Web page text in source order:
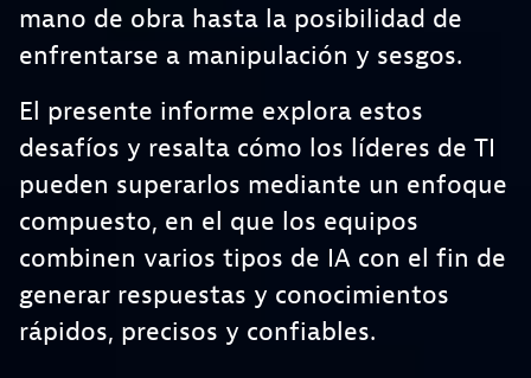
mano de obra hasta la posibilidad de
enfrentarse a manipulación y sesgos.
El presente informe explora estos
desafíos y resalta cómo los líderes de TI
pueden superarlos mediante un enfoque
compuesto, en el que los equipos
combinen varios tipos de IA con el fin de
generar respuestas y conocimientos
rápidos, precisos y confiables.